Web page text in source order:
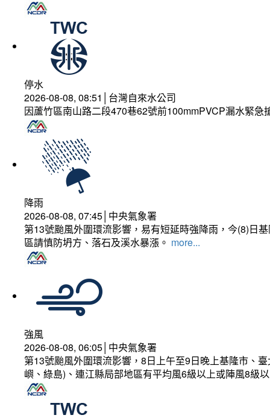
停水
2026-08-08, 08:51│台灣自來水公司
因蘆竹區南山路二段470巷62號前100mmPVCP漏水緊急
降雨
2026-08-08, 07:45│中央氣象署
第13號颱風外圍環流影響，易有短延時強降雨，今(8)日
區請慎防坍方、落石及溪水暴漲。 more...
強風
2026-08-08, 06:05│中央氣象署
第13號颱風外圍環流影響，8日上午至9日晚上基隆市、
嶼、綠島)、連江縣局部地區有平均風6級以上或陣風8級